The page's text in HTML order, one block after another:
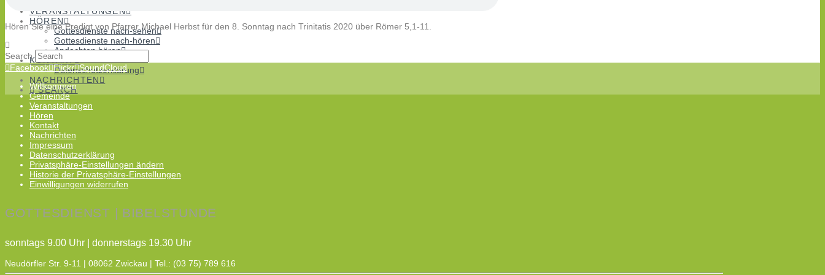
VERANSTALTUNGEN
HÖREN
Gottesdienste nach-sehen
Gottesdienste nach-hören
Andachten hören
KONTAKT
Datenschutzerklärung
NACHRICHTEN
SEARCH
Hören Sie eine Predigt von Pfarrer Michael Herbst für den 8. Sonntag nach Trinitatis 2020 über Römer 5,1-11.
Search
Facebook Flickr SoundCloud
Willkommen
Gemeinde
Veranstaltungen
Hören
Kontakt
Nachrichten
Impressum
Datenschutzerklärung
Privatsphäre-Einstellungen ändern
Historie der Privatsphäre-Einstellungen
Einwilligungen widerrufen
GOTTESDIENST | BIBELSTUNDE
sonntags 9.00 Uhr | donnerstags 19.30 Uhr
Neudörfler Str. 9-11 | 08062 Zwickau | Tel.: (03 75) 789 616